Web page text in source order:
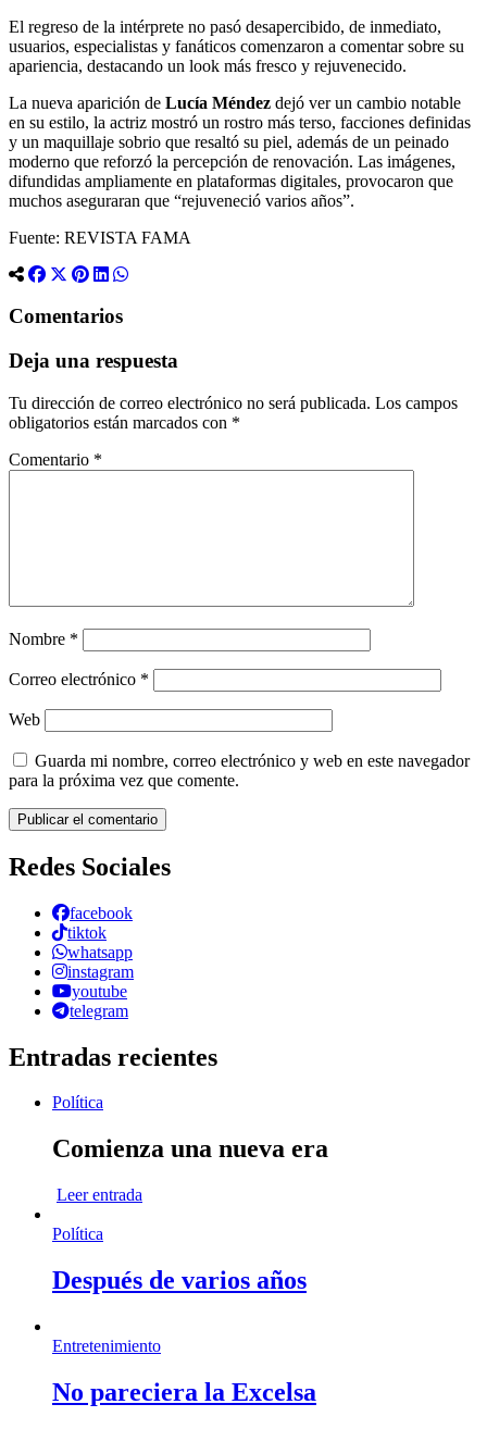
El regreso de la intérprete no pasó desapercibido, de inmediato,
usuarios, especialistas y fanáticos comenzaron a comentar sobre su
apariencia, destacando un look más fresco y rejuvenecido.
La nueva aparición de Lucía Méndez dejó ver un cambio notable
en su estilo, la actriz mostró un rostro más terso, facciones definidas
y un maquillaje sobrio que resaltó su piel, además de un peinado
moderno que reforzó la percepción de renovación. Las imágenes,
difundidas ampliamente en plataformas digitales, provocaron que
muchos aseguraran que “rejuveneció varios años”.
Fuente: REVISTA FAMA
Comentarios
Deja una respuesta
Tu dirección de correo electrónico no será publicada. Los campos
obligatorios están marcados con *
Comentario *
Nombre *
Correo electrónico *
Web
Guarda mi nombre, correo electrónico y web en este navegador
para la próxima vez que comente.
Redes Sociales
facebook
tiktok
whatsapp
instagram
youtube
telegram
Entradas recientes
Política
Comienza una nueva era
Leer entrada
Política
Después de varios años
Entretenimiento
No pareciera la Excelsa